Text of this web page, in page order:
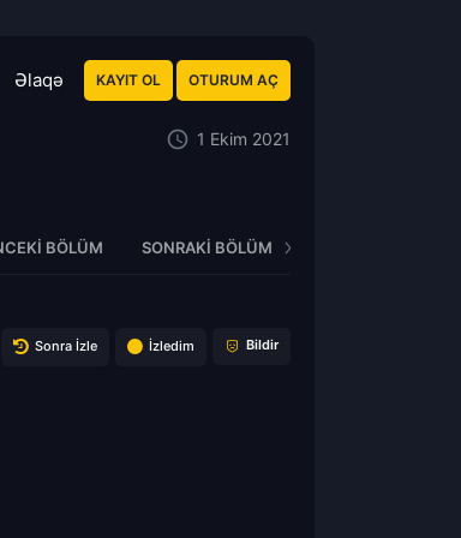
Əlaqə KAYIT OL OTURUM AÇ
1 Ekim 2021
BÖLÜM SONRAKI BÖLÜM
Sonra İzle İzledim Bildir